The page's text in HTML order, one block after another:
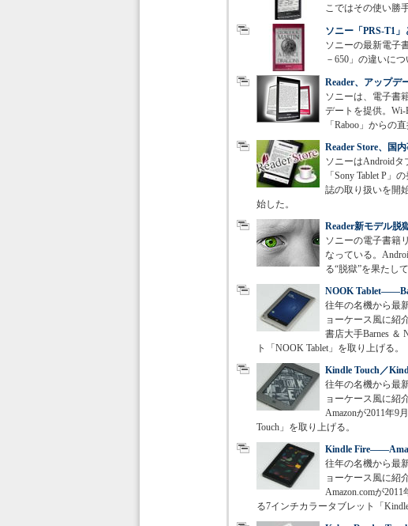
こではその使い勝
ソニー「PRS-T1
ソニーの最新電子
－650」の違いに
Reader、アップデ
ソニーは、電子書
デートを提供。
「Raboo」からの
Reader Store、国
ソニーはAndroidタ
「Sony Tablet P」
誌の取り扱いを開
始した。
Reader新モデル
ソニーの電子書籍
なっている。
る“脱獄”を果たし
NOOK
往年の名機から最
ョーケース風に紹
書店大手Barnes ＆
ト「NOOK Tablet」を取り上げる。
Kindle Touch／
往年の名機から最
ョーケース風に紹
Amazonが2011年9
Touch」を取り上げる。
Kindle
往年の名機から最
ョーケース風に紹
Amazon.comが
る7インチカラータブレット「